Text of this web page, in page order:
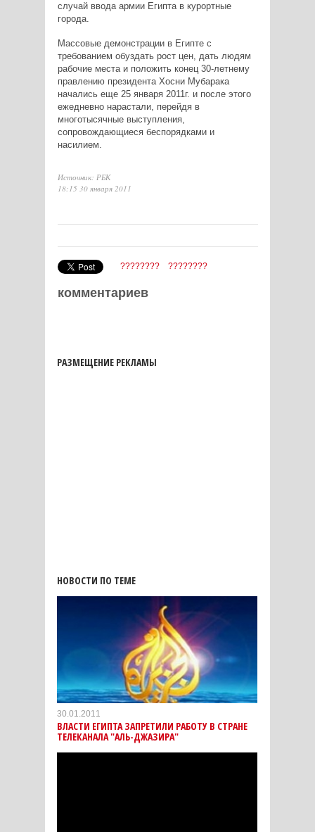
случай ввода армии Египта в курортные
города.
Массовые демонстрации в Египте с
требованием обуздать рост цен, дать людям
рабочие места и положить конец 30-летнему
правлению президента Хосни Мубарака
начались еще 25 января 2011г. и после этого
ежедневно нарастали, перейдя в
многотысячные выступления,
сопровождающиеся беспорядками и
насилием.
Источник: РБК
18:15 30 января 2011
???????? ????????
комментариев
РАЗМЕЩЕНИЕ РЕКЛАМЫ
НОВОСТИ ПО ТЕМЕ
30.01.2011
ВЛАСТИ ЕГИПТА ЗАПРЕТИЛИ РАБОТУ В СТРАНЕ
ТЕЛЕКАНАЛА "АЛЬ-ДЖАЗИРА"